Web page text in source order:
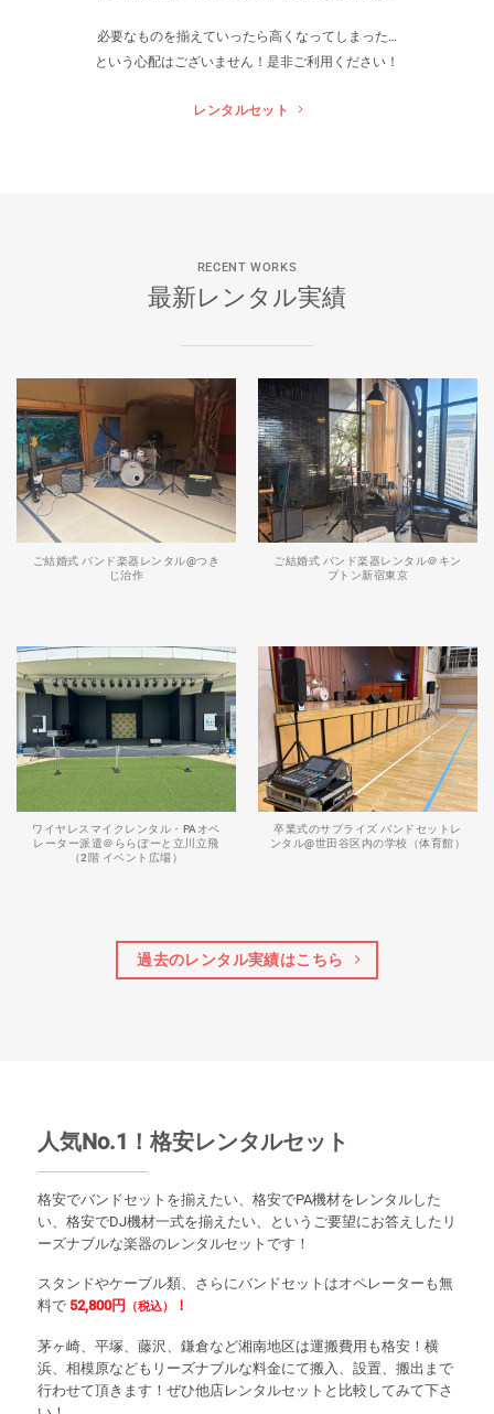
必要なものを揃えていったら高くなってしまった…
という心配はございません！是非ご利用ください！
レンタルセット
RECENT WORKS
最新レンタル実績
ご結婚式 バンド楽器レンタル@つき
じ治作
ご結婚式 バンド楽器レンタル＠キン
プトン新宿東京
ワイヤレスマイクレンタル・PAオペ
レーター派遣＠ららぽーと立川立飛
（2階 イベント広場）
卒業式のサプライズ バンドセットレ
ンタル@世田谷区内の学校（体育館）
過去のレンタル実績はこちら
人気No.1！格安レンタルセット
格安でバンドセットを揃えたい、格安でPA機材をレンタルした
い、格安でDJ機材一式を揃えたい、というご要望にお答えしたリ
ーズナブルな楽器のレンタルセットです！
スタンドやケーブル類、さらにバンドセットはオペレーターも無
料で52,800円 （税込） ！
茅ヶ崎、平塚、藤沢、鎌倉など湘南地区は運搬費用も格安！横
浜、相模原などもリーズナブルな料金にて搬入、設置、搬出まで
行わせて頂きます！ぜひ他店レンタルセットと比較してみて下さ